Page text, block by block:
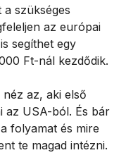
szükséges
az európai
segíthet egy
Ft-nál kezdődik.
néz az, aki első
az USA-ból. És bár
folyamat és mire
te magad intézni.